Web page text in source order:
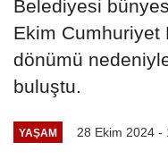
Belediyesi
Ekim Cumhuriyet
dönümü
buluştu.
YAŞAM 28 Ekim 2024 -